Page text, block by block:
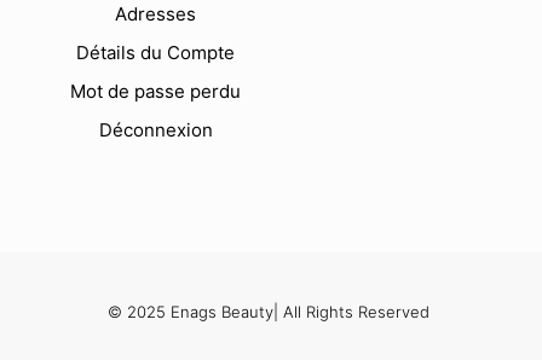
Adresses
Détails du Compte
Mot de passe perdu
Déconnexion
© 2025 Enags Beauty| All Rights Reserved